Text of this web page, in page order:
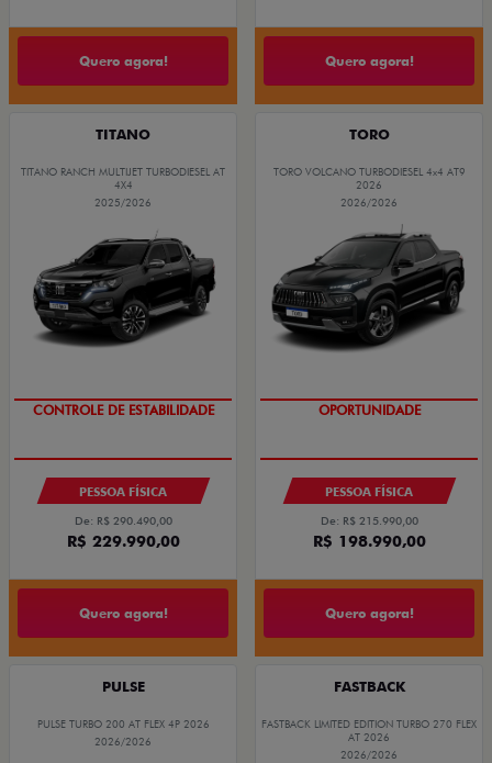
Quero agora! Quero agora!
TITANO
TITANO RANCH MULTIJET TURBODIESEL AT
4X4
2025/2026
COM USADO NA TROCA
PESSOA FÍSICA
De: R$ 290.490,00
R$ 229.990,00
Quero agora!
TORO
TORO VOLCANO TURBODIESEL 4x4 AT9
2026
2026/2026
COM USADO NA TROCA
PESSOA FÍSICA
De: R$ 215.990,00
R$ 198.990,00
Quero agora!
PULSE
PULSE TURBO 200 AT FLEX 4P 2026
2026/2026
FASTBACK
FASTBACK LIMITED EDITION TURBO 270 FLEX
AT 2026
2026/2026